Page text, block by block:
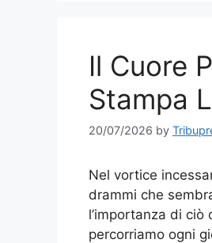
Il Cuore
Stampa
20/07/2026 by
Nel vortice
drammi che
l’importanza di
percorriamo ogni